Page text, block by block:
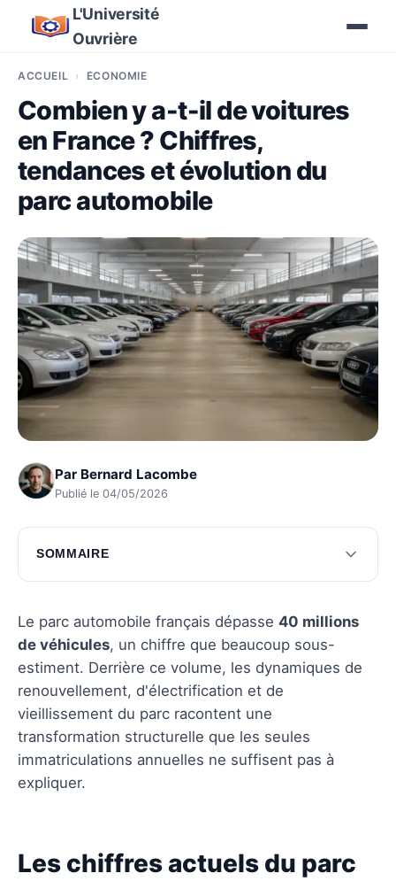
L'Université
Ouvrière
ACCUEIL ÉCONOMIE
Combien y a-t-il de voitures
en France ? Chiffres,
tendances et évolution du
parc automobile
Par Bernard Lacombe
Publié le 04/05/2026
SOMMAIRE
Les chiffres actuels du parc automobile
Les tendances récentes dans l'industrie
automobile
Questions fréquentes
Le parc automobile français dépasse 40 millions
de véhicules, un chiffre que beaucoup sous-
estiment. Derrière ce volume, les dynamiques de
renouvellement, d'électrification et de
vieillissement du parc racontent une
transformation structurelle que les seules
immatriculations annuelles ne suffisent pas à
expliquer.
Les chiffres actuels du parc